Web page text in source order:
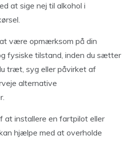
at sige nej til alkohol i
være opmærksom på din
fysiske tilstand, inden du sætter
træt, syg eller påvirket af
alternative
at installere en fartpilot eller
hjælpe med at overholde